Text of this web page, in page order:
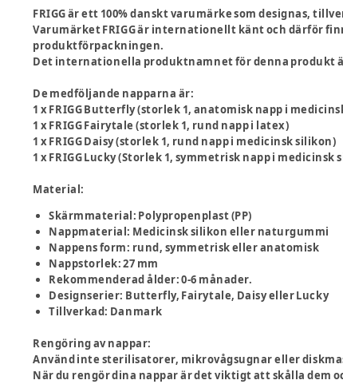
FRIGG är ett 100% danskt varumärke som designas,
Varumärket FRIGG är internationellt känt och därför
produktförpackningen.
Det internationella produktnamnet för denna produkt
De medföljande napparna är:
1 x FRIGG Butterfly (storlek 1, anatomisk napp i
1 x FRIGG Fairytale (storlek 1, rund napp i latex)
1 x FRIGG Daisy (storlek 1, rund napp i medicinsk silikon)
1 x FRIGG Lucky (Storlek 1, symmetrisk napp i medicinsk
Material:
Skärmmaterial: Polypropenplast (PP)
Nappmaterial: Medicinsk silikon eller naturgummi
Nappens form: rund, symmetrisk eller anatomisk
Nappstorlek: 27 mm
Rekommenderad ålder: 0-6 månader.
Designserier: Butterfly, Fairytale, Daisy eller Lucky
Tillverkad: Danmark
Rengöring av nappar:
Använd inte sterilisatorer, mikrovågsugnar eller
När du rengör dina nappar är det viktigt att skålla dem